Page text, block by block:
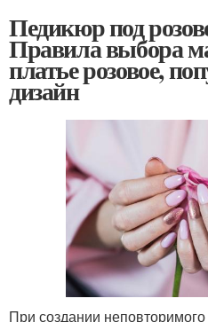
Педикюр под
Правила выбора
платье розовое,
дизайн
При создании